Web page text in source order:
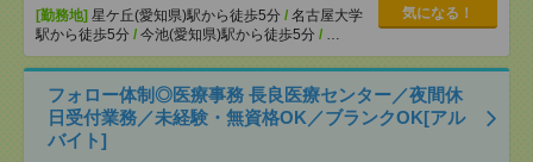
[勤務地] 星ケ丘(愛知県)駅から徒歩5分 / 名古屋大学
駅から徒歩5分 / 今池(愛知県)駅から徒歩5分 / …
気になる！
フォロー体制◎医療事務 長良医療センター／夜間休
日受付業務／未経験・無資格OK／ブランクOK[アル
バイト]